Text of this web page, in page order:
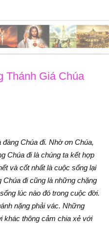
Thánh Giá Chúa
Chúa đi. Nhờ ơn Chúa,
Chúa đi là chúng ta kết hợp
và cốt nhất là cuộc sống lại
đi cũng là những chặng
lúc nào đó trong cuộc đời.
nặng phải vác. Những
khác thông cảm chia xẻ với